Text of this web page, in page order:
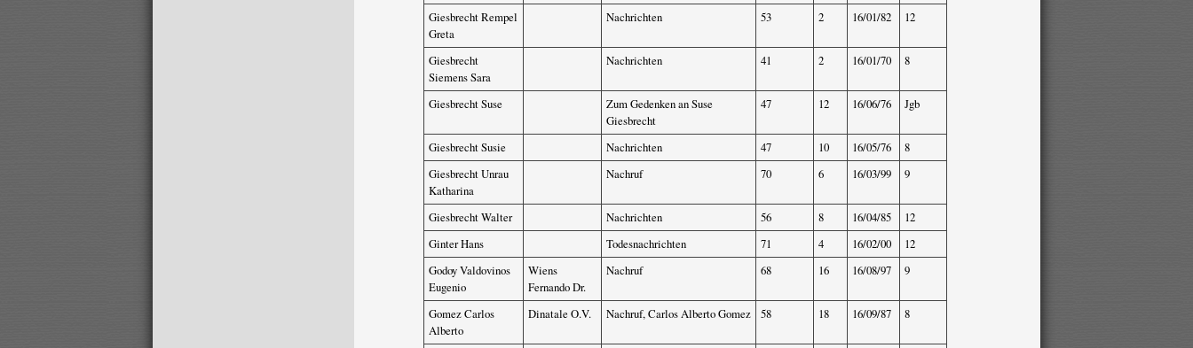
Giesbrecht Rempel
Greta
Nachrichten 53 2 16/01/82 12
Giesbrecht
Siemens Sara
Nachrichten 41 2 16/01/70 8
Giesbrecht Suse
Zum Gedenken an Suse
Giesbrecht
47 12 16/06/76 Jgb
Giesbrecht Susie Nachrichten 47 10 16/05/76
8
Giesbrecht Unrau
Katharina
Nachruf 70 6 16/03/99 9
Giesbrecht Walter Nachrichten 56 8 16/04/85
12
Ginter Hans
Todesnachrichten 71 4 16/02/00
12
Godoy Valdovinos
Eugenio
Wiens
Fernando Dr.
Nachruf 68 16 16/08/97 9
Gomez Carlos
Alberto
Dinatale O.V. Nachruf, Carlos Alberto Gomez 58 18 16/09/87 8